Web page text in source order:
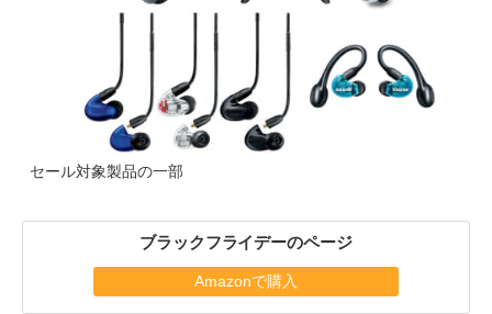
セール対象製品の一部
ブラックフライデーのページ
Amazonで購入